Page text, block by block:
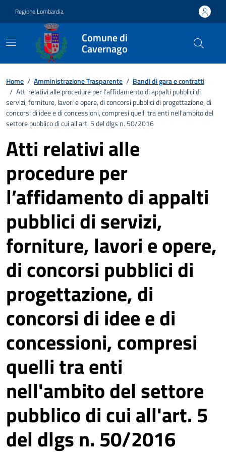
Regione Lombardia
Comune di
Cavernago
Home / Amministrazione Trasparente / Bandi di gara e contratti
/ Atti relativi alle procedure per l’affidamento di appalti pubblici di
servizi, forniture, lavori e opere, di concorsi pubblici di progettazione, di
concorsi di idee e di concessioni, compresi quelli tra enti nell'ambito del
settore pubblico di cui all'art. 5 del dlgs n. 50/2016
Atti relativi alle
procedure per
l’affidamento di appalti
pubblici di servizi,
forniture, lavori e opere,
di concorsi pubblici di
progettazione, di
concorsi di idee e di
concessioni, compresi
quelli tra enti
nell'ambito del settore
pubblico di cui all'art. 5
del dlgs n. 50/2016